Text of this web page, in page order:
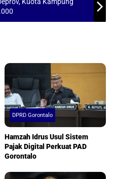
DPRD Gorontalo
Hamzah Idrus Usul Sistem
Pajak Digital Perkuat PAD
Gorontalo